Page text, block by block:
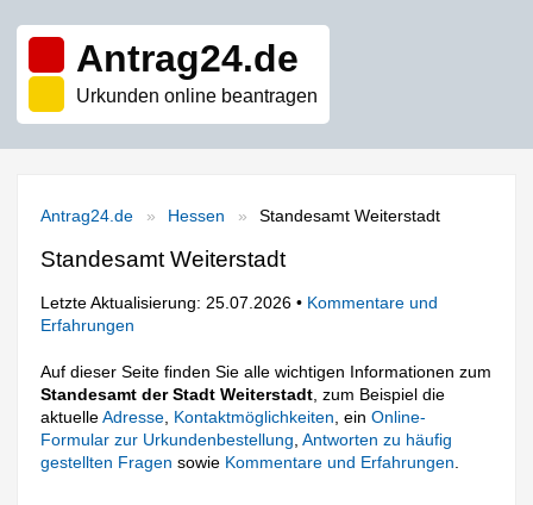
Antrag24.de
Urkunden online beantragen
Antrag24.de Hessen Standesamt Weiterstadt
Standesamt Weiterstadt
Letzte Aktualisierung: 25.07.2026 • Kommentare und
Erfahrungen
Auf dieser Seite finden Sie alle wichtigen Informationen zum
Standesamt der Stadt Weiterstadt , zum Beispiel die
aktuelleAdresse Kontaktmöglichkeiten , einOnline-
Formular zur Urkundenbestellung ,Antworten zu häufig
gestellten Fragen sowie Kommentare und Erfahrungen